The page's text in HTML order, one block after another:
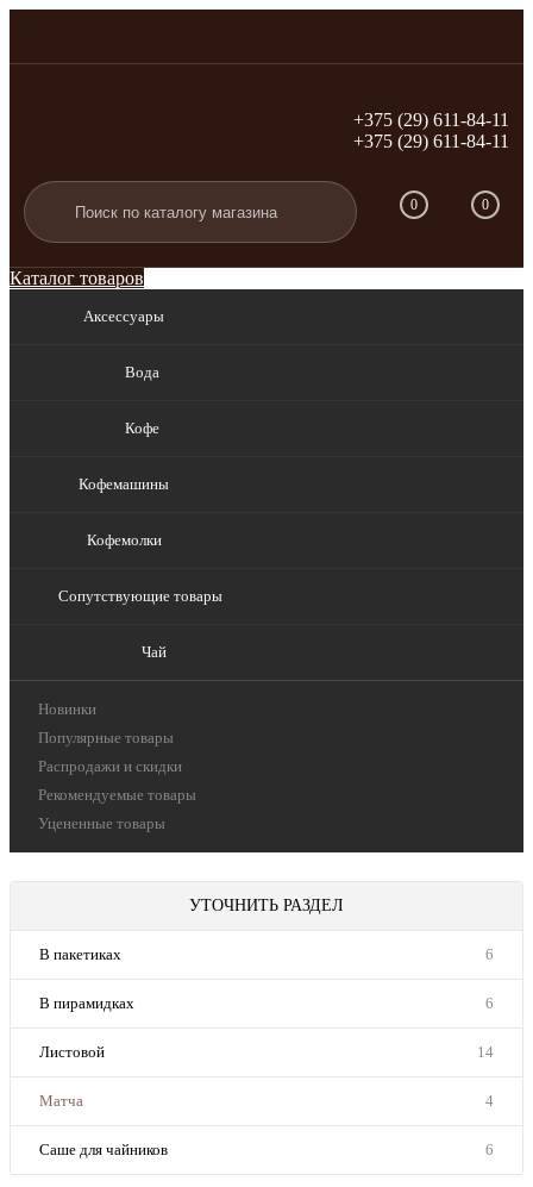
Вход Регистрация
+375 (29) 611-84-11
+375 (29) 611-84-11
0 0
Каталог товаров
Аксессуары
Вода
Кофе
Кофемашины
Кофемолки
Сопутствующие товары
Чай
Новинки
Популярные товары
Распродажи и скидки
Рекомендуемые товары
Уцененные товары
УТОЧНИТЬ РАЗДЕЛ
В пакетиках 6
В пирамидках 6
Листовой 14
Матча 4
Саше для чайников 6